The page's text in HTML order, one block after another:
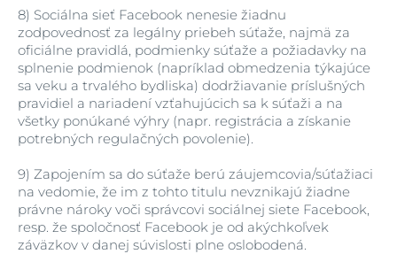
8) Sociálna sieť Facebook nenesie žiadnu
zodpovednosť za legálny priebeh súťaže, najmä za
oficiálne pravidlá, podmienky súťaže a požiadavky na
splnenie podmienok (napríklad obmedzenia týkajúce
sa veku a trvalého bydliska) dodržiavanie príslušných
pravidiel a nariadení vzťahujúcich sa k súťaži a na
všetky ponúkané výhry (napr. registrácia a získanie
potrebných regulačných povolenie).
9) Zapojením sa do súťaže berú záujemcovia/súťažiaci
na vedomie, že im z tohto titulu nevznikajú žiadne
právne nároky voči správcovi sociálnej siete Facebook,
resp. že spoločnosť Facebook je od akýchkoľvek
záväzkov v danej súvislosti plne oslobodená.